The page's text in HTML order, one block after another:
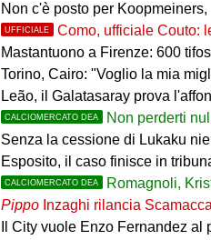
Non c'è posto per
UFFICIALE Como, ufficiale Couto: le
Mastantuono a Firenze: 600
Torino, Cairo: "Voglio la mia
Leão, il Galatasaray prova
CALCIOMERCATO DEA Non perderti nulla
Senza la cessione di Lukaku
Esposito, il caso finisce in
CALCIOMERCATO DEA Romagnoli,
Pippo Inzaghi rilancia
Il City vuole Enzo Fernandez al